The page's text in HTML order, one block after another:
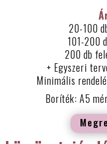
20-100
101-200
200 db
+ Egyszeri
Minimális
Boríték: A5